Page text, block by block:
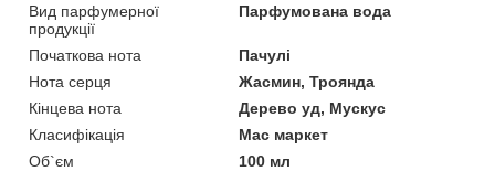
Вид парфумерної
продукції
Парфумована вода
Початкова нота
Пачулі
Нота серця
Жасмин, Троянда
Кінцева нота
Дерево уд, Мускус
Класифікація
Мас маркет
Об`єм
100 мл